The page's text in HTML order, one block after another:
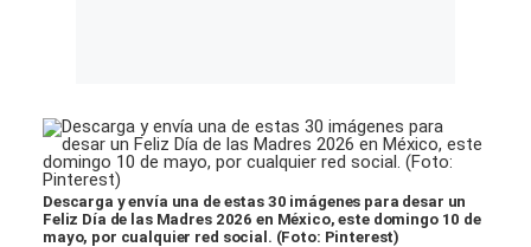
Descarga y envía una de estas 30 imágenes para desar un
Feliz Día de las Madres 2026 en México, este domingo 10 de
mayo, por cualquier red social. (Foto: Pinterest)